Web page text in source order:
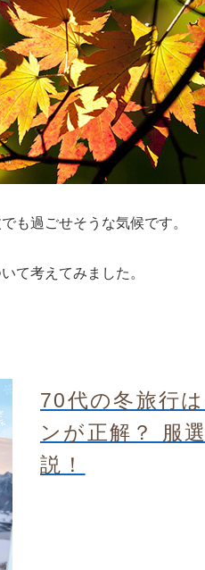
も過ごせそうな気候です。
て考えてみました。
70代の冬旅行
ンが正解？ 服
説！